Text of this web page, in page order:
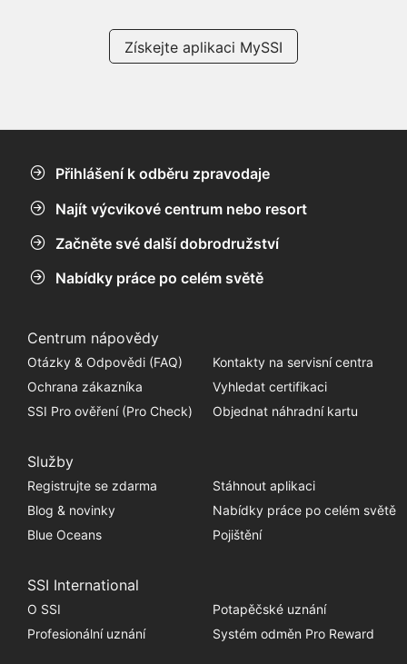
Získejte aplikaci MySSI
Přihlášení k odběru zpravodaje
Najít výcvikové centrum nebo resort
Začněte své další dobrodružství
Nabídky práce po celém světě
Centrum nápovědy
Otázky & Odpovědi (FAQ)
Kontakty na servisní centra
Ochrana zákazníka
Vyhledat certifikaci
SSI Pro ověření (Pro Check)
Objednat náhradní kartu
Služby
Registrujte se zdarma
Stáhnout aplikaci
Blog & novinky
Nabídky práce po celém světě
Blue Oceans
Pojištění
SSI International
O SSI
Potapěčské uznání
Profesionální uznání
Systém odměn Pro Reward